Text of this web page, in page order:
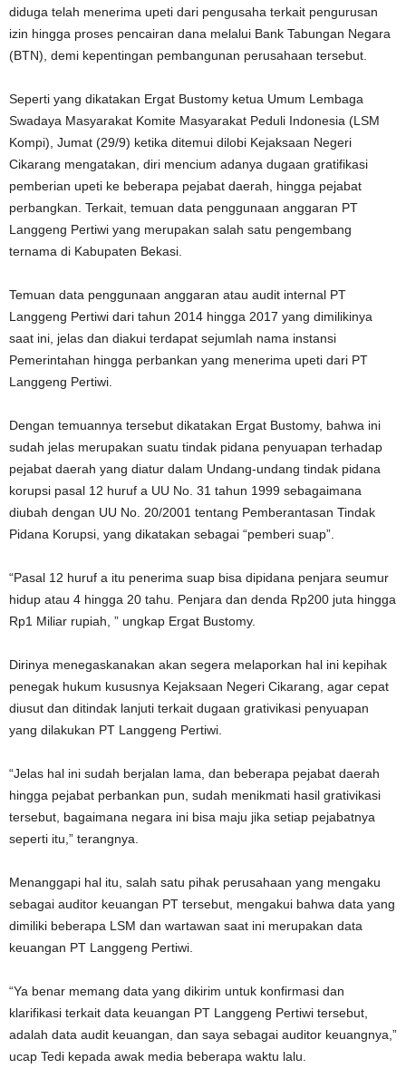
diduga telah menerima upeti dari pengusaha terkait pengurusan
izin hingga proses pencairan dana melalui Bank Tabungan Negara
(BTN), demi kepentingan pembangunan perusahaan tersebut.
Seperti yang dikatakan Ergat Bustomy ketua Umum Lembaga
Swadaya Masyarakat Komite Masyarakat Peduli Indonesia (LSM
Kompi), Jumat (29/9) ketika ditemui dilobi Kejaksaan Negeri
Cikarang mengatakan, diri mencium adanya dugaan gratifikasi
pemberian upeti ke beberapa pejabat daerah, hingga pejabat
perbangkan. Terkait, temuan data penggunaan anggaran PT
Langgeng Pertiwi yang merupakan salah satu pengembang
ternama di Kabupaten Bekasi.
Temuan data penggunaan anggaran atau audit internal PT
Langgeng Pertiwi dari tahun 2014 hingga 2017 yang dimilikinya
saat ini, jelas dan diakui terdapat sejumlah nama instansi
Pemerintahan hingga perbankan yang menerima upeti dari PT
Langgeng Pertiwi.
Dengan temuannya tersebut dikatakan Ergat Bustomy, bahwa ini
sudah jelas merupakan suatu tindak pidana penyuapan terhadap
pejabat daerah yang diatur dalam Undang-undang tindak pidana
korupsi pasal 12 huruf a UU No. 31 tahun 1999 sebagaimana
diubah dengan UU No. 20/2001 tentang Pemberantasan Tindak
Pidana Korupsi, yang dikatakan sebagai “pemberi suap”.
“Pasal 12 huruf a itu penerima suap bisa dipidana penjara seumur
hidup atau 4 hingga 20 tahu. Penjara dan denda Rp200 juta hingga
Rp1 Miliar rupiah, ” ungkap Ergat Bustomy.
Dirinya menegaskanakan akan segera melaporkan hal ini kepihak
penegak hukum kususnya Kejaksaan Negeri Cikarang, agar cepat
diusut dan ditindak lanjuti terkait dugaan grativikasi penyuapan
yang dilakukan PT Langgeng Pertiwi.
“Jelas hal ini sudah berjalan lama, dan beberapa pejabat daerah
hingga pejabat perbankan pun, sudah menikmati hasil grativikasi
tersebut, bagaimana negara ini bisa maju jika setiap pejabatnya
seperti itu,” terangnya.
Menanggapi hal itu, salah satu pihak perusahaan yang mengaku
sebagai auditor keuangan PT tersebut, mengakui bahwa data yang
dimiliki beberapa LSM dan wartawan saat ini merupakan data
keuangan PT Langgeng Pertiwi.
“Ya benar memang data yang dikirim untuk konfirmasi dan
klarifikasi terkait data keuangan PT Langgeng Pertiwi tersebut,
adalah data audit keuangan, dan saya sebagai auditor keuangnya,”
ucap Tedi kepada awak media beberapa waktu lalu.